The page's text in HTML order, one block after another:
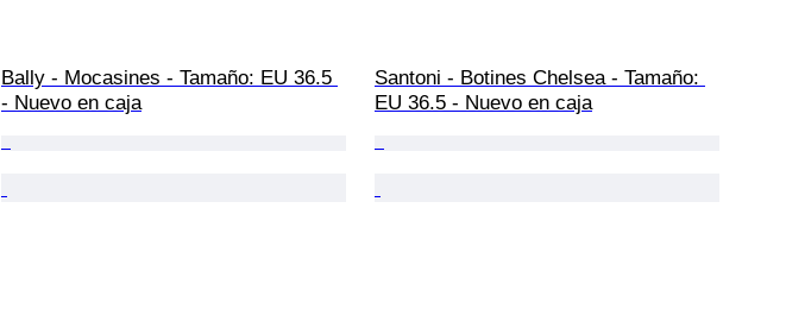
Bally - Mocasines - Tamaño: EU 36.5
- Nuevo en caja
Santoni - Botines Chelsea - Tamaño:
EU 36.5 - Nuevo en caja